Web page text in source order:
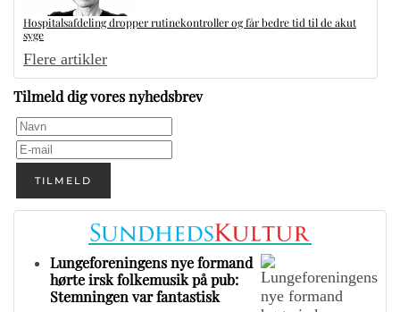
Hospitalsafdeling dropper rutinekontroller og får bedre tid til de akut
syge
Flere artikler
Tilmeld dig vores nyhedsbrev
TILMELD
Lungeforeningens nye formand
hørte irsk folkemusik på pub:
Stemningen var fantastisk